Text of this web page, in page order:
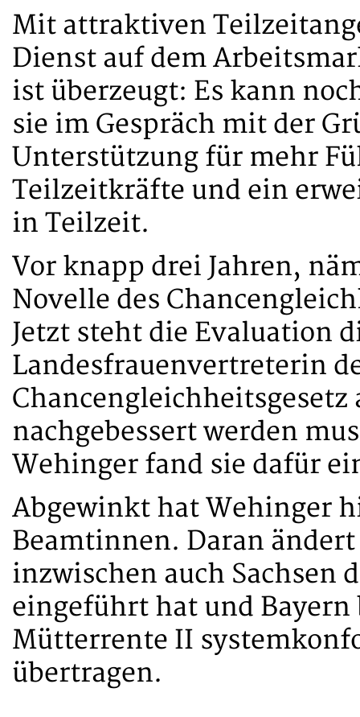
Mit attraktiven
Dienst auf dem
ist überzeugt: Es kann
sie im Gespräch mit der
Unterstützung für mehr
Teilzeitkräfte und ein
in Teilzeit.
Vor knapp drei Jahren,
Novelle des
Jetzt steht die Evaluation
Landesfrauenvertreterin
Chancengleichheitsgesetz
nachgebessert werden
Wehinger fand sie dafür
Abgewinkt hat Wehinger
Beamtinnen. Daran
inzwischen auch
eingeführt hat und
Mütterrente II
übertragen.